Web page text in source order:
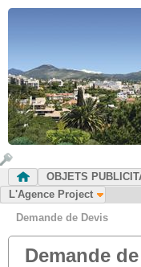
OBJETS
L'Agence Project
Demande de Devis
Demande